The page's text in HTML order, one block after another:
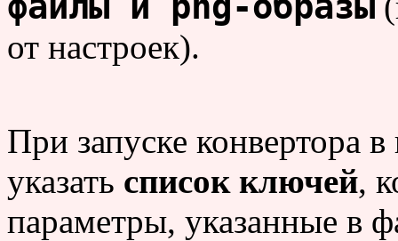
от настроек).
При запуске конвертора
указать список ключей,
параметры, указанные в